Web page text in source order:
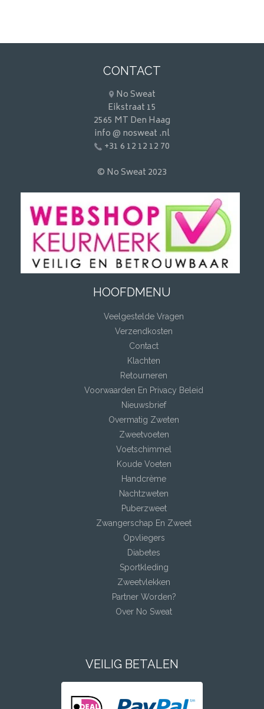
CONTACT
No Sweat
Eikstraat 15
2565 MT Den Haag
info @ nosweat .nl
+31 6 12 12 12 70
© No Sweat 2023
HOOFDMENU
Veelgestelde Vragen
Verzendkosten
Contact
Klachten
Retourneren
Voorwaarden En Privacy Beleid
Nieuwsbrief
Overmatig Zweten
Zweetvoeten
Voetschimmel
Koude Voeten
Handcrème
Nachtzweten
Puberzweet
Zwangerschap En Zweet
Opvliegers
Diabetes
Sportkleding
Zweetvlekken
Partner Worden?
Over No Sweat
VEILIG BETALEN